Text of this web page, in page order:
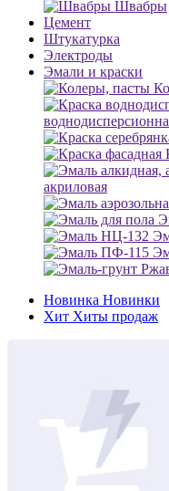
Швабры
Цемент
Штукатурка
Электроды
Эмали и краски
акриловая
Новинка Новинки
Хит Хиты продаж